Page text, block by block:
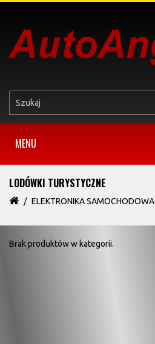
MENU
LODÓWKI TURYSTYCZNE
ELEKTRONIKA SAMOCHODOWA
Brak produktów w kategorii.